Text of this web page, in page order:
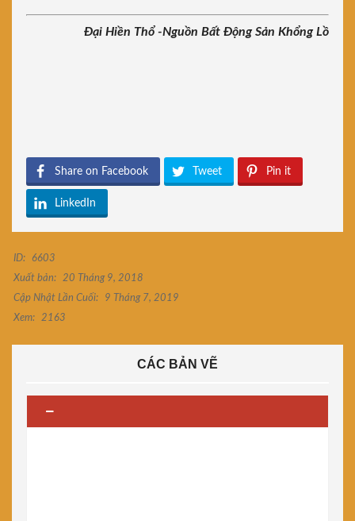
Đại Hiền Thổ -Nguồn Bất Động Sản Khổng Lồ
Share on Facebook Tweet Pin it
LinkedIn
ID:
6603
Xuất bản:
20 Tháng 9, 2018
Cập Nhật Lần Cuối:
9 Tháng 7, 2019
Xem:
2163
CÁC BẢN VẼ